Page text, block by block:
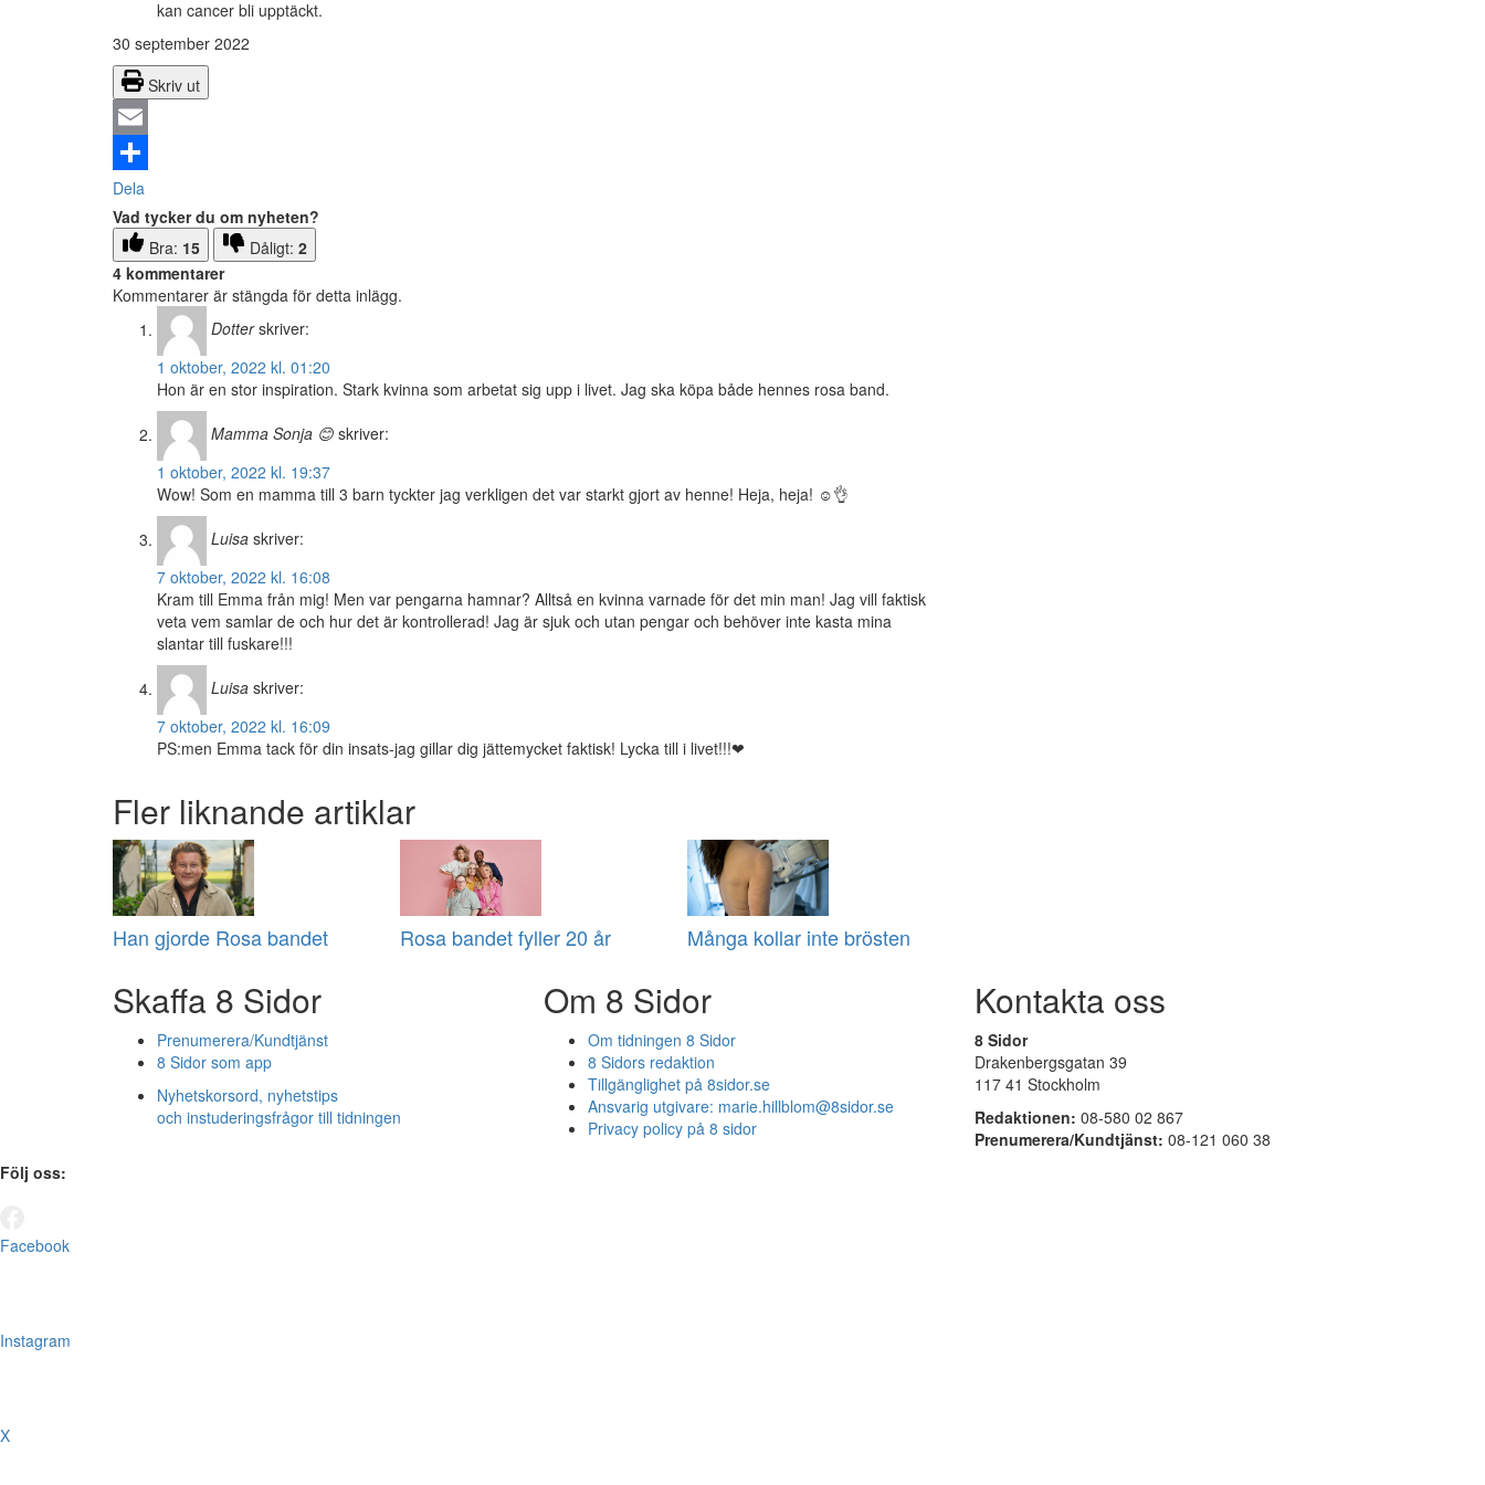
kan cancer bli upptäckt.
30 september 2022
Skriv ut
Email
Dela
Vad tycker du om nyheten?
Bra: 15 Dåligt: 2
4 kommentarer
Kommentarer är stängda för detta inlägg.
Dotter skriver:
1 oktober, 2022 kl. 01:20
Hon är en stor inspiration. Stark kvinna som arbetat sig upp i livet. Jag ska köpa både hennes rosa band.
Mamma Sonja 😊 skriver:
1 oktober, 2022 kl. 19:37
Wow! Som en mamma till 3 barn tyckter jag verkligen det var starkt gjort av henne! Heja, heja! ☺️👌
Luisa skriver:
7 oktober, 2022 kl. 16:08
Kram till Emma från mig! Men var pengarna hamnar? Alltså en kvinna varnade för det min man! Jag vill faktisk
veta vem samlar de och hur det är kontrollerad! Jag är sjuk och utan pengar och behöver inte kasta mina
slantar till fuskare!!!
Luisa skriver:
7 oktober, 2022 kl. 16:09
PS:men Emma tack för din insats-jag gillar dig jättemycket faktisk! Lycka till i livet!!!❤
Fler liknande artiklar
Han gjorde Rosa bandet Rosa bandet fyller 20 år Många kollar inte brösten
Skaffa 8 Sidor
Prenumerera/Kundtjänst
8 Sidor som app
Nyhetskorsord, nyhetstips
och instuderingsfrågor till tidningen
Om 8 Sidor
Om tidningen 8 Sidor
8 Sidors redaktion
Tillgänglighet på 8sidor.se
Ansvarig utgivare: marie.hillblom@8sidor.se
Privacy policy på 8 sidor
Kontakta oss
8 Sidor
Drakenbergsgatan 39
117 41 Stockholm
Redaktionen: 08-580 02 867
Prenumerera/Kundtjänst: 08-121 060 38
Följ oss:
Facebook
Instagram
X